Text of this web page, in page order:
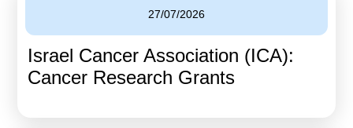
Finance & Economics
Legal Department
27/07/2026
Israel Cancer Association (ICA):
Cancer Research Grants